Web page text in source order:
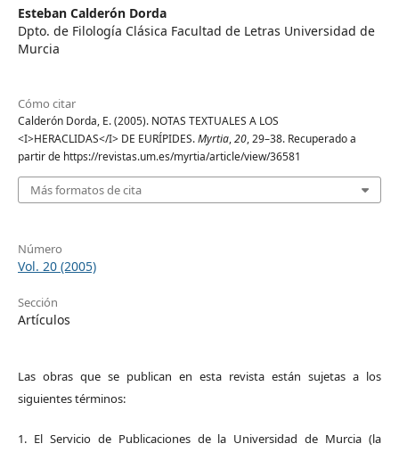
Esteban Calderón Dorda
Dpto. de Filología Clásica Facultad de Letras Universidad de
Murcia
Cómo citar
Calderón Dorda, E. (2005). NOTAS TEXTUALES A LOS
<I>HERACLIDAS</I> DE EURÍPIDES.Myrtia,20, 29–38. Recuperado a
partir de https://revistas.um.es/myrtia/article/view/36581
Más formatos de cita
Número
Vol. 20 (2005)
Sección
Artículos
Las obras que se publican en esta revista están sujetas a los
siguientes términos:
1. El Servicio de Publicaciones de la Universidad de Murcia (la